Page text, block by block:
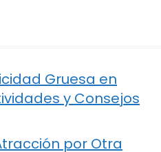
Gruesa en
y Consejos
por Otra